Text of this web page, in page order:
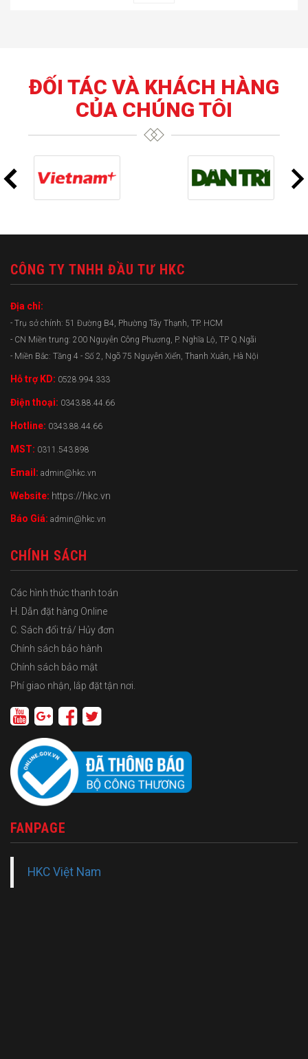
ĐỐI TÁC VÀ KHÁCH HÀNG
CỦA CHÚNG TÔI
CÔNG TY TNHH ĐẦU TƯ HKC
Địa chỉ:
- Trụ sở chính: 51 Đường B4, Phường Tây Thạnh, TP. HCM
- CN Miền trung: 200 Nguyễn Công Phương, P. Nghĩa Lộ, TP Q.Ngãi
- Miền Bắc: Tầng 4 - Số 2, Ngõ 75 Nguyễn Xiển, Thanh Xuân, Hà Nội
Hỗ trợ KD: 0528.994.333
Điện thoại: 0343.88.44.66
Hotline: 0343.88.44.66
MST: 0311.543.898
Email: admin@hkc.vn
Website: https://hkc.vn
Báo Giá: admin@hkc.vn
CHÍNH SÁCH
Các hình thức thanh toán
H. Dẫn đặt hàng Online
C. Sách đổi trả/ Hủy đơn
Chính sách bảo hành
Chính sách bảo mật
Phí giao nhận, lắp đặt tận nơi.
FANPAGE
HKC Việt Nam